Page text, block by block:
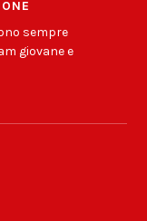
sempre
giovane e